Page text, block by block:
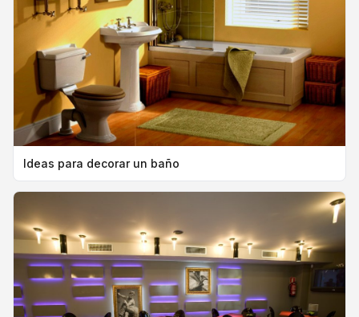
Ideas para decorar un baño